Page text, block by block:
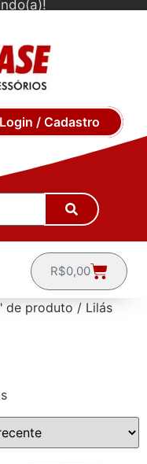
Login / Cadastro
R$0,00
de produto / Lilás